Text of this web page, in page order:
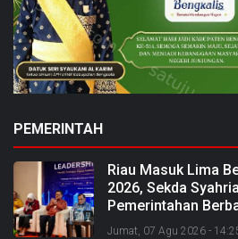
PEMERINTAH
Riau Masuk Lima
2026, Sekda
Pemerintahan
Jumat, 07 Agu 2026 -